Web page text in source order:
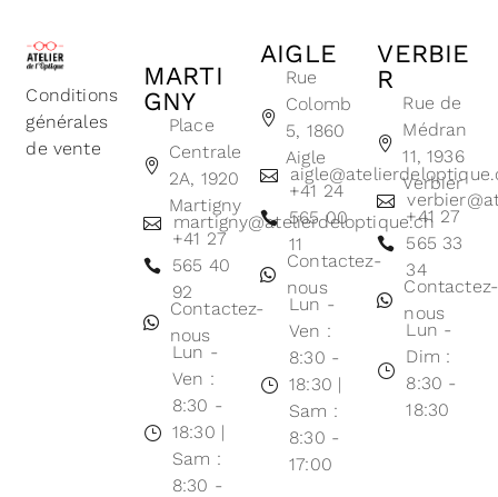
Conditions
générales
de vente
MARTI
GNY
Place
Centrale
2A, 1920
Martigny
martigny@atelierdeloptique.ch
+41 27
565 40
92
Contactez-
nous
Lun -
Ven :
8:30 -
18:30 |
Sam :
8:30 -
AIGLE
Rue
Colomb
5, 1860
Aigle
+41 24
565 00
11
Contactez-
nous
Lun -
Ven :
8:30 -
18:30 |
Sam :
8:30 -
17:00
VERBIE
R
Rue de
Médran
11, 1936
Verbier
+41 27
565 33
34
Contactez-
nous
Lun -
Dim :
8:30 -
18:30